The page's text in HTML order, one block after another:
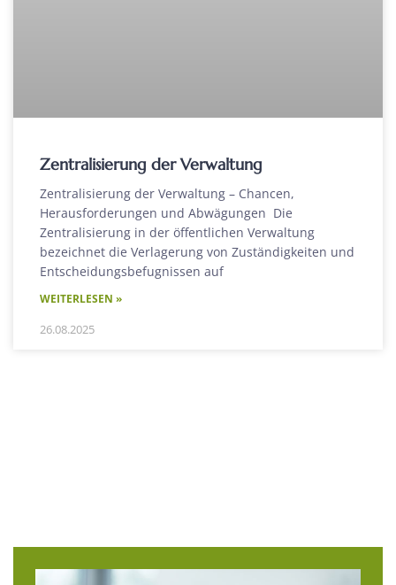
Zentralisierung der Verwaltung
Zentralisierung der Verwaltung – Chancen,
Herausforderungen und Abwägungen Die
Zentralisierung in der öffentlichen Verwaltung
bezeichnet die Verlagerung von Zuständigkeiten und
Entscheidungsbefugnissen auf
WEITERLESEN »
26.08.2025